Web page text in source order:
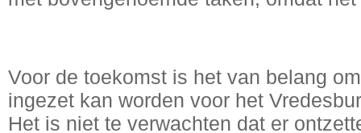
Voor de toekomst is het van belang
ingezet kan worden voor het
Het is niet te verwachten dat er